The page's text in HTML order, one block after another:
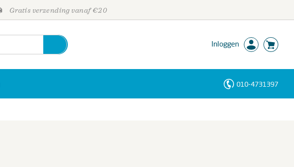
Gratis verzending vanaf €20
Inloggen
010-4731397
Personen